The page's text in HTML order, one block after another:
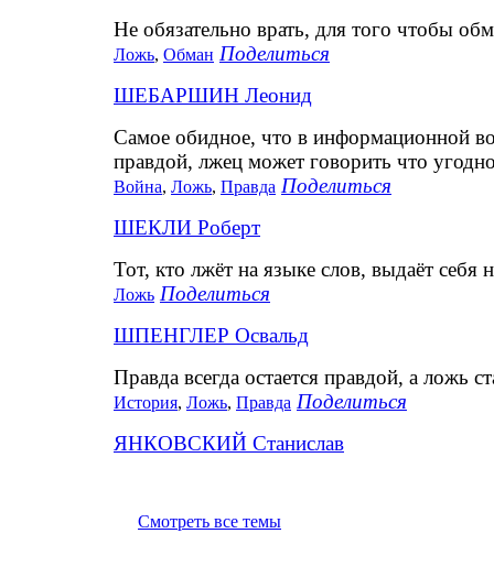
Не обязательно врать, для того чтобы
Ложь, Обман Поделиться
ШЕБАРШИН Леонид
Самое обидное, что в информационной
правдой, лжец может говорить что
Война, Ложь, Правда Поделиться
ШЕКЛИ Роберт
Тот, кто лжёт на языке слов, выдаёт
Ложь Поделиться
ШПЕНГЛЕР Освальд
Правда всегда остается правдой, а ложь
История, Ложь, Правда Поделиться
ЯНКОВСКИЙ Станислав
Смотреть все темы